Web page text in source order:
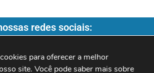
redes sociais:
para oferecer a melhor
site. Você pode saber mais sobre